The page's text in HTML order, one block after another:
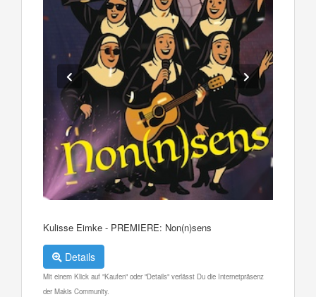
Kulisse Eimke - PREMIERE: Non(n)sens
Details
Mit einem Klick auf "Kaufen" oder "Details" verlässt Du die Internetpräsenz
der Makis Community.